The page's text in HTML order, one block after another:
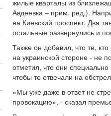
жилые кварталы из
Авдеевка – прим. ред.).
на Киевский проспект. Два
остальные развернулись и
Также он добавил, что те,
на украинской стороне - не
отметил, что они
чтобы те отвечали на
«Мы уже даже в ответ не
провокацию», - сказал